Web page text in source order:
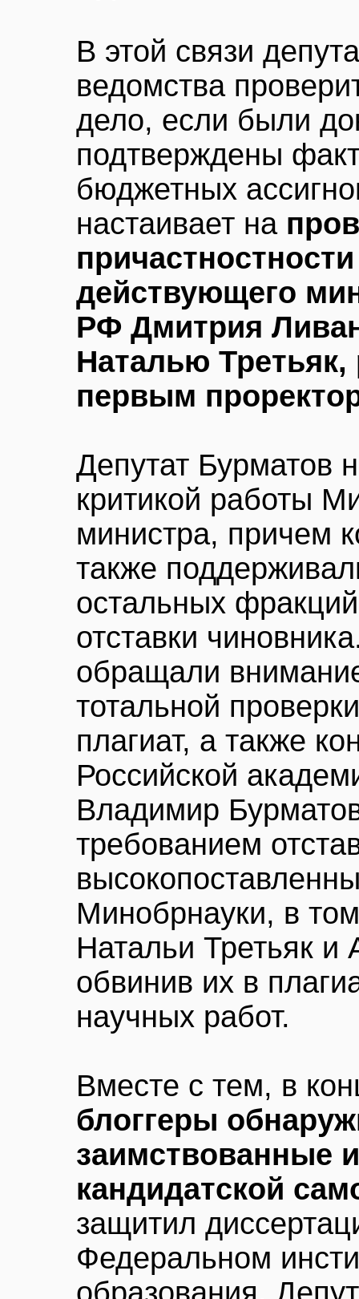
В этой связи
ведомства
дело, если были
подтверждены
бюджетных
настаивает на
действующего
РФ Дмитрия
Наталью
первым
Депутат Бурматов
критикой работы
министра, причем
также
остальных
отставки
обращали
тотальной
плагиат, а также
Российской
Владимир
требованием
Минобрнауки, в
Натальи Третьяк
обвинив их в
научных работ.
Вместе с тем, в
блоггеры
заимствованные
кандидатской
защитил
Федеральном